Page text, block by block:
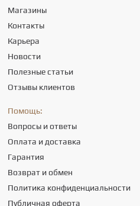
Магазины
Контакты
Карьера
Новости
Полезные статьи
Отзывы клиентов
Помощь:
Вопросы и ответы
Оплата и доставка
Гарантия
Возврат и обмен
Политика конфиденциальности
Публичная оферта